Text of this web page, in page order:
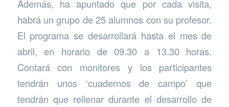
Además, ha apuntado que por cada visita,
habrá un grupo de 25 alumnos con su profesor.
El programa se desarrollará hasta el mes de
abril, en horario de 09.30 a 13.30 horas.
Contará con monitores y los participantes
tendrán unos ‘cuadernos de campo’ que
tendrán que rellenar durante el desarrollo de